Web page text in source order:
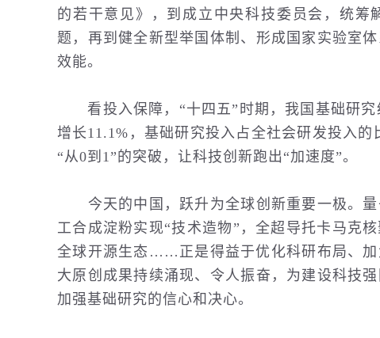
的若干意见》，到成立中央科技委员会，统筹
题，再到健全新型举国体制、形成国家实验室
效能。
看投入保障，“十四五”时期，我国基础研究
增长11.1%，基础研究投入占全社会研发投入
“从0到1”的突破，让科技创新跑出“加速度”。
今天的中国，跃升为全球创新重要一极。量
工合成淀粉实现“技术造物”，全超导托卡马克
全球开源生态……正是得益于优化科研布局、
大原创成果持续涌现、令人振奋，为建设科技
加强基础研究的信心和决心。